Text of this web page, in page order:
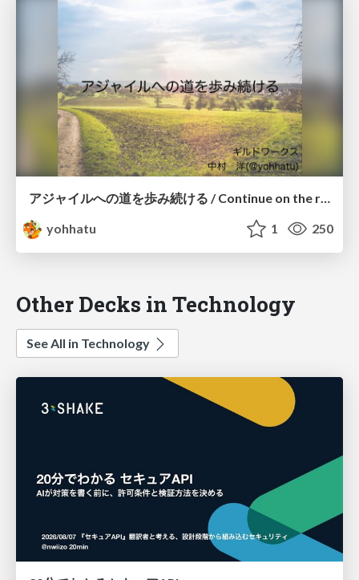
アジャイルへの道を歩み続ける / Continue on the road to agile
yohhatu
1 250
Other Decks in Technology
See All in Technology